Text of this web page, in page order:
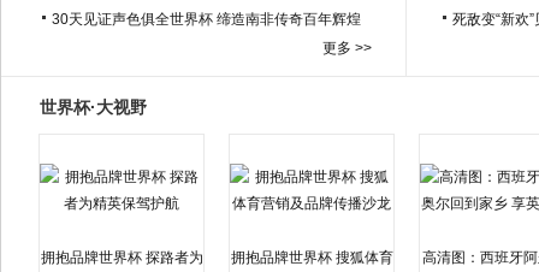
30天见证声色俱全世界杯 缔造南非传奇百年辉煌
更多 >>
死敌变“新欢
世界杯·大视野
拥抱品牌世界杯 探路者为
拥抱品牌世界杯 搜狐体育
高清图：西班牙